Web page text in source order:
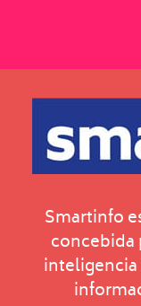
Smartinfo
concebida